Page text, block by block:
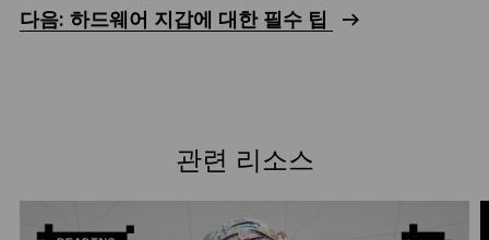
다음: 하드웨어 지갑에 대한 필수 팁
관련 리소스